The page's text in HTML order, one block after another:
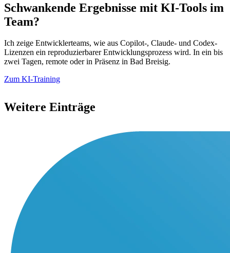
Schwankende Ergebnisse mit KI-Tools im
Team?
Ich zeige Entwicklerteams, wie aus Copilot-, Claude- und Codex-
Lizenzen ein reproduzierbarer Entwicklungsprozess wird. In ein bis
zwei Tagen, remote oder in Präsenz in Bad Breisig.
Zum KI-Training
Weitere Einträge